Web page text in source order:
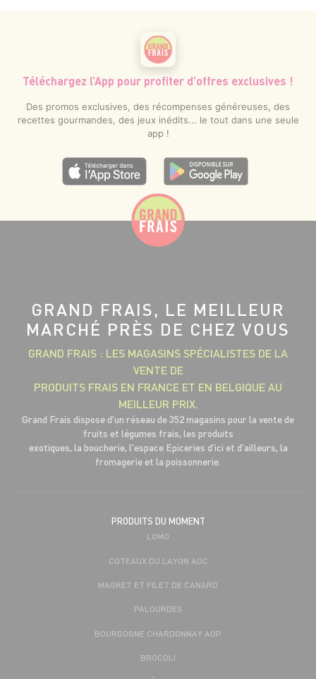
Téléchargez l’App pour profiter d’offres exclusives !
Des promos exclusives, des récompenses généreuses, des
recettes gourmandes, des jeux inédits... le tout dans une seule
app !
GRAND FRAIS, LE MEILLEUR
MARCHÉ PRÈS DE CHEZ VOUS
GRAND FRAIS : LES MAGASINS SPÉCIALISTES DE LA
VENTE DE
PRODUITS FRAIS EN FRANCE ET EN BELGIQUE AU
MEILLEUR PRIX.
Grand Frais dispose d'un réseau de 352 magasins pour la vente de
fruits et légumes frais, les produits
exotiques, la boucherie, l'espace Epiceries d'ici et d'ailleurs, la
fromagerie et la poissonnerie.
PRODUITS DU MOMENT
LOMO
COTEAUX DU LAYON AOC
MAGRET ET FILET DE CANARD
PALOURDES
BOURGOGNE CHARDONNAY AOP
BROCOLI